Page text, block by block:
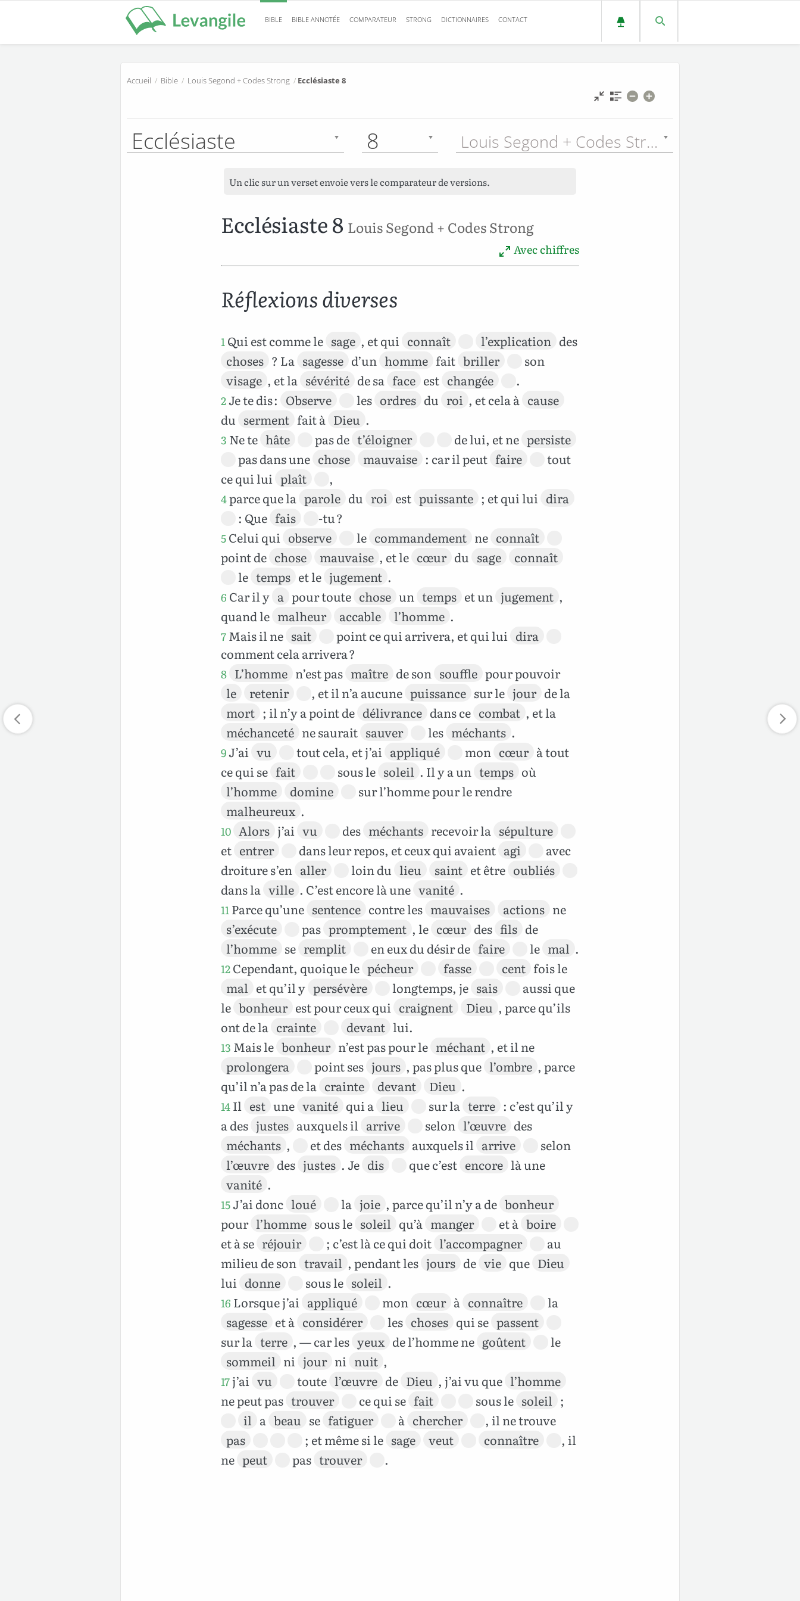
BIBLE BIBLE ANNOTÉE COMPARATEUR STRONG DICTIONNAIRES CONTACT
Accueil / Bible / Louis Segond + Codes Strong / Ecclésiaste 8
Ecclésiaste 8 Louis Segond + Codes Strong (LSGSN) - 1910
Un clic sur un verset envoie vers le comparateur de versions.
Ecclésiaste 8 Louis Segond + Codes Strong
Avec chiffres
Réflexions diverses
1Qui est comme le sage , et qui connaît l’explication des
choses ? La sagesse d’un homme fait briller
son
visage , et la sévérité de sa face est changée .
2Je te dis : Observe les ordres du roi , et cela à cause
du serment fait à Dieu .
3 Ne te hâte pas de t’éloigner de lui, et ne persiste
pas dans une chose mauvaise : car il peut faire
tout
ce qui lui plaît ,
4parce que la parole du roi est puissante ; et qui lui dira
: Que fais -tu ?
5Celui qui observe le commandement ne connaît
point de chose mauvaise , et le cœur du sage
connaît
le temps et le jugement .
6 Car il y a pour toute chose un temps et un jugement ,
quand le malheur accable l’homme .
7 Mais il ne sait point ce qui arrivera, et qui lui dira
comment cela arrivera ?
8 L’homme n’est pas maître de son souffle pour pouvoir
le
retenir , et il n’a aucune puissance sur le jour de la
mort ; il n’y a point de délivrance dans ce combat , et la
méchanceté ne saurait sauver les méchants .
9J’ai vu tout cela, et j’ai appliqué mon cœur à tout
ce qui se fait sous le soleil . Il y a un temps où
l’homme
domine
sur l’homme pour le rendre
malheureux .
10 Alors j’ai vu des méchants recevoir la sépulture
et entrer dans leur repos, et ceux qui avaient agi
avec
droiture s’en aller loin du lieu saint et être oubliés
dans la ville . C’est encore là une vanité .
11Parce qu’une sentence contre les mauvaises actions ne
s’exécute
pas promptement , le cœur des fils de
l’homme se remplit en eux du désir de faire le mal .
12Cependant, quoique le pécheur fasse cent fois le
mal et qu’il y persévère longtemps, je sais
aussi que
le bonheur est pour ceux qui craignent Dieu , parce qu’ils
ont de la crainte devant lui.
13 Mais le bonheur n’est pas pour le méchant , et il ne
prolongera
point ses jours , pas plus que l’ombre , parce
qu’il n’a pas de la crainte devant Dieu .
14Il est une vanité qui a lieu sur la terre : c’est qu’il y
a des justes auxquels il arrive selon l’œuvre des
méchants , et des méchants auxquels il arrive
selon
l’œuvre des justes . Je dis que c’est encore là une
vanité .
15J’ai donc loué la joie , parce qu’il n’y a de bonheur
pour l’homme sous le soleil qu’à manger et à boire
et à se réjouir ; c’est là ce qui doit l’accompagner
au
milieu de son travail , pendant les jours de vie que Dieu
lui donne sous le soleil .
16 Lorsque j’ai appliqué mon cœur à connaître
la
sagesse et à considérer les choses qui se passent
sur la terre , — car les yeux de l’homme ne goûtent
le
sommeil ni jour ni nuit ,
17j’ai vu toute l’œuvre de Dieu , j’ai vu que l’homme
ne peut pas trouver ce qui se fait sous le soleil ;
il a beau se fatiguer à chercher
, il ne trouve
pas
; et même si le sage veut connaître
, il
ne peut pas trouver .